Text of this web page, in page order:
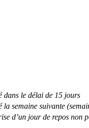
dans le délai de 15 jours
la semaine suivante
d’un jour de repos non